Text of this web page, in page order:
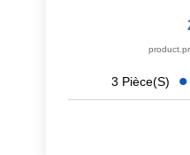
3 Pièce(s)